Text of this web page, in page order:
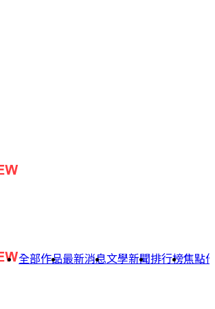
全部作品最新消息文學新聞排行榜焦點